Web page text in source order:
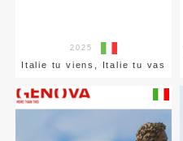
2025
Italie tu viens, Italie tu vas